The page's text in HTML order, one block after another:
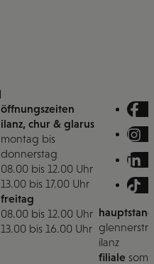
öffnungszeiten
ilanz, chur & glarus
montag bis
donnerstag
08.00 bis 12.00 Uhr
13.00 bis 17.00 Uhr
freitag
08.00 bis 12.00 Uhr
13.00 bis 16.00 Uhr
ilanz
filiale